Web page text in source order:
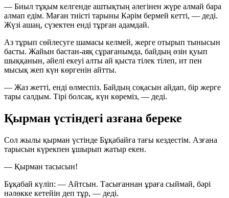
— Биыл тұқым келгенде аштықтың әлегінен жүре алмай бара
алмап едім. Маған тиісті тарыны Кәрім бермей кетті, — деді.
Жүзі ашаң, сүзектен енді тұрған адамдай.
Аз тұрып сөйлесуге шамасы келмей, жерге отырып тынысын
басты. Жайын бастан-аяқ сұрағанымда, байдың өзін қуып
шыққанын, әйелі екеуі алты ай қыста тілек тілеп, ит пен
мысық жеп күн көргенін айтты.
— Жаз жетті, енді өлмеспіз. Байдың соқасын айдап, бір жерге
тары салдым. Тірі болсақ, күн көреміз, — деді.
Қырман үстіндегі азғана береке
Сол жылы қырман үстінде Бұқабайға тағы кездестім. Азғана
тарысын күрекпен ұшырып жатыр екен.
— Қырман тасысын!
Бұқабай күліп: — Айтсын. Тасығаннан ұраға сыймай, бәрі
нәлөкке кетейін деп тұр, — деді.